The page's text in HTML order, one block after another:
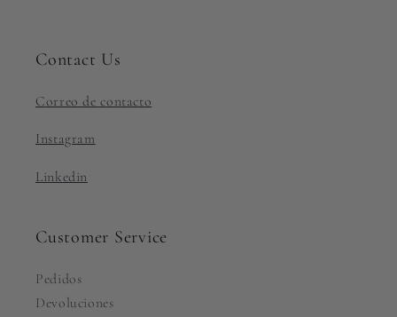
Contact Us
Correo de contacto
Instagram
Linkedin
Customer Service
Pedidos
Devoluciones